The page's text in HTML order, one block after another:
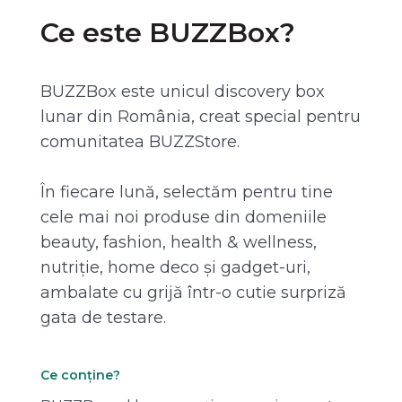
Ce este BUZZBox?
BUZZBox este unicul discovery box
lunar din România, creat special pentru
comunitatea BUZZStore.
În fiecare lună, selectăm pentru tine
cele mai noi produse din domeniile
beauty, fashion, health & wellness,
nutriție, home deco și gadget-uri,
ambalate cu grijă într-o cutie surpriză
gata de testare.
Ce conține?